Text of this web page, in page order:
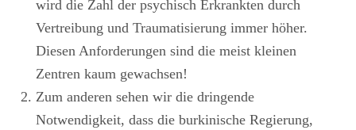
wird die Zahl der psychisch Erkrankten durch
Vertreibung und Traumatisierung immer höher.
Diesen Anforderungen sind die meist kleinen
Zentren kaum gewachsen!
Zum anderen sehen wir die dringende
Notwendigkeit, dass die burkinische Regierung,